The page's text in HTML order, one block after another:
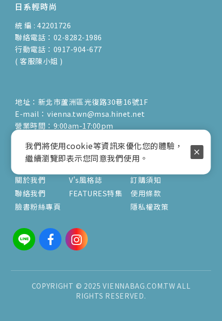
日系輕時尚
統 編 : 42201726
聯絡電話：02-8282-1986
行動電話：0917-904-677
( 客服陳小姐 )
地址：新北市蘆洲區光復路30巷16號1F
E-mail：vienna.twn@msa.hinet.net
營業時間：9:00am-17:00pm
關於
關於我們
聯絡我們
臉書粉絲專頁
文章
V's風格誌
FEATURES特集
服務
訂購須知
使用條款
隱私權政策
COPYRIGHT © 2025 VIENNABAG.COM.TW ALL
RIGHTS RESERVED.
我們將使用cookie等資訊來優化您的體驗，
繼續瀏覽即表示您同意我們使用。